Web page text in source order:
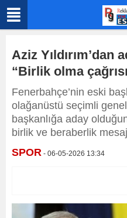
Aziz Yıldırım’dan
“Birlik olma
Fenerbahçe’nin eski
olağanüstü seçimli
başkanlığa aday
birlik ve beraberlik
SPOR - 06-05-2026 13:34